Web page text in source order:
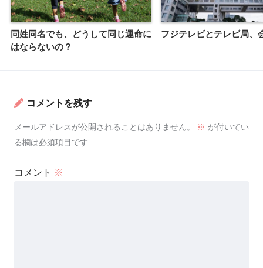
同姓同名でも、どうして同じ運命に
はならないの？
フジテレビとテレビ局、
コメントを残す
メールアドレスが公開されることはありません。 ※ が付いてい
る欄は必須項目です
コメント ※